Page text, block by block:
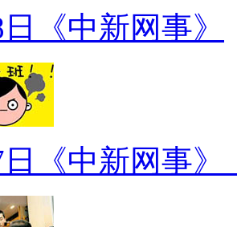
2013年全球共有
次手机。换言之，
。截至2013年底，中
器】
《中新网事》
日《中新网事